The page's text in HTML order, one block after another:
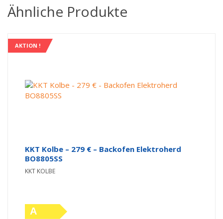
Ähnliche Produkte
AKTION !
KKT Kolbe – 279 € – Backofen Elektroherd
BO8805SS
KKT KOLBE
A